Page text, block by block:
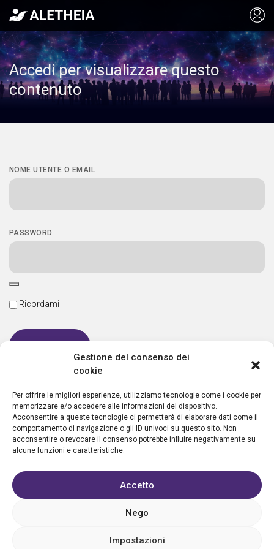
Gestione del consenso dei
cookie
Per offrire le migliori esperienze, utilizziamo tecnologie come i cookie per
memorizzare e/o accedere alle informazioni del dispositivo.
Acconsentire a queste tecnologie ci permetterà di elaborare dati come il
comportamento di navigazione o gli ID univoci su questo sito. Non
acconsentire o revocare il consenso potrebbe influire negativamente su
alcune funzioni e caratteristiche.
Accetto
Nego
Impostazioni
Accedi per visualizzare questo
contenuto
NOME UTENTE O EMAIL
PASSWORD
Ricordami
Nuovo utente?Crea un account
Condizioni d’uso